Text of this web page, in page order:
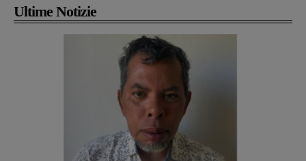
Ultime Notizie